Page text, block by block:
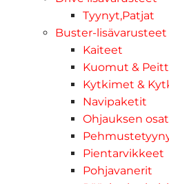
Tyynyt,Patjat
Buster-lisävarusteet
Kaiteet
Kuomut &
Kytkimet &
Navipaketit
Ohjauksen osat
Pientarvikkeet
Pohjavanerit